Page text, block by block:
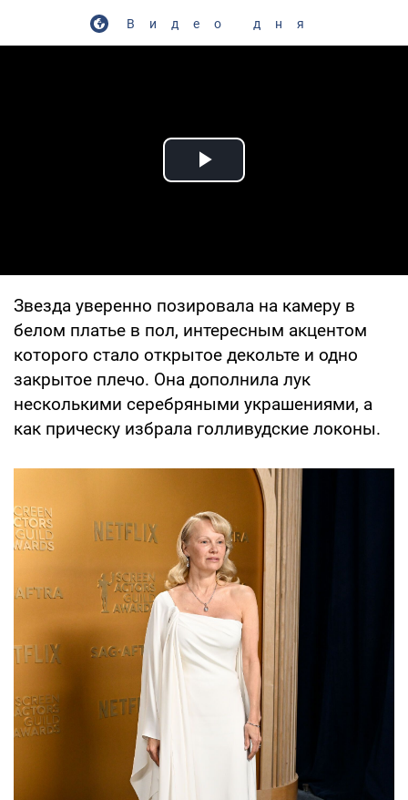
Видео дня
Play Video
Звезда уверенно позировала на камеру в
белом платье в пол, интересным акцентом
которого стало открытое декольте и одно
закрытое плечо. Она дополнила лук
несколькими серебряными украшениями, а
как прическу избрала голливудские локоны.